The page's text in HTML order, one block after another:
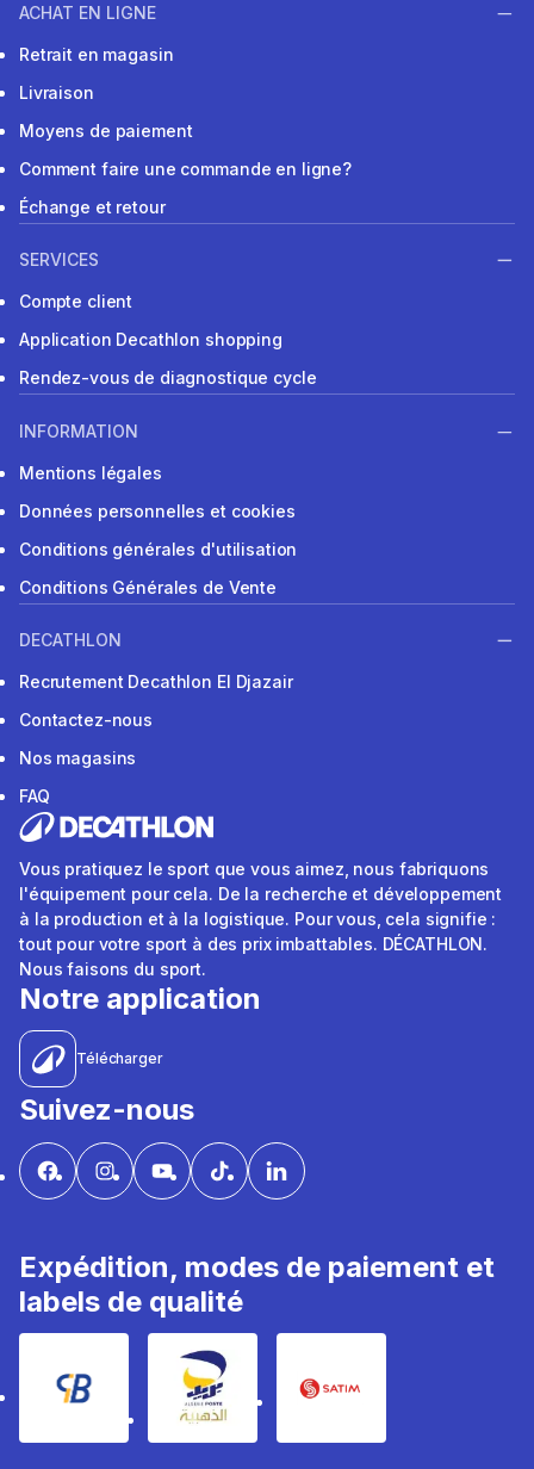
ACHAT EN LIGNE
Retrait en magasin
Livraison
Moyens de paiement
Comment faire une commande en ligne?
Échange et retour
SERVICES
Compte client
Application Decathlon shopping
Rendez-vous de diagnostique cycle
INFORMATION
Mentions légales
Données personnelles et cookies
Conditions générales d'utilisation
Conditions Générales de Vente
DECATHLON
Recrutement Decathlon El Djazair
Contactez-nous
Nos magasins
FAQ
Vous pratiquez le sport que vous aimez, nous fabriquons
l'équipement pour cela. De la recherche et développement
à la production et à la logistique. Pour vous, cela signifie :
tout pour votre sport à des prix imbattables. DÉCATHLON.
Nous faisons du sport.
Notre application
Télécharger
Suivez-nous
Expédition, modes de paiement et
labels de qualité